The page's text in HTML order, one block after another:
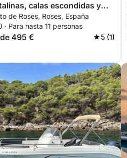
calas escondidas y
costeras.
de Roses, Roses, España
· Para hasta 11 personas
495 € 5 (1)